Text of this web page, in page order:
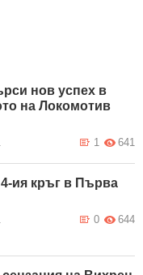
нов успех в
на Локомотив
641
1
ия кръг в Първа
644
0